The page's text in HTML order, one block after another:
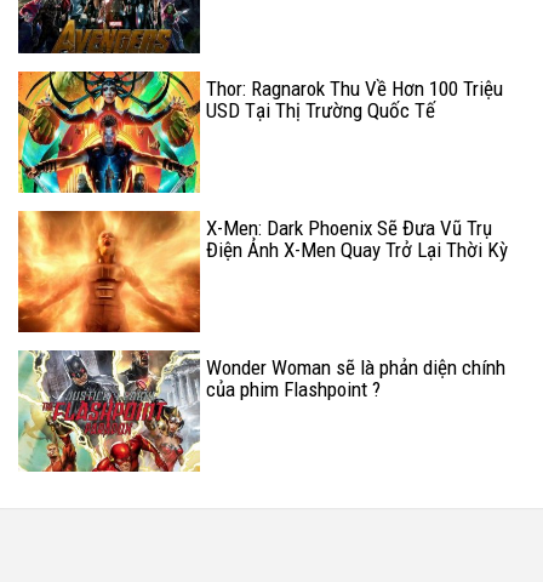
Thor: Ragnarok Thu Về Hơn 100 Triệu
USD Tại Thị Trường Quốc Tế
X-Men: Dark Phoenix Sẽ Đưa Vũ Trụ
Điện Ảnh X-Men Quay Trở Lại Thời Kỳ
Wonder Woman sẽ là phản diện chính
của phim Flashpoint ?